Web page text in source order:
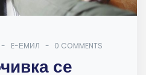
E-ЕМИЛ 0 COMMENTS
се